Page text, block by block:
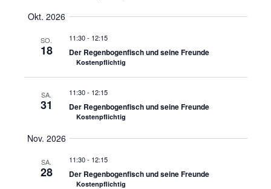
Okt. 2026
SO.
18
11:30- 12:15
Der Regenbogenfisch und seine Freunde
Kostenpflichtig
SA.
31
11:30- 12:15
Der Regenbogenfisch und seine Freunde
Kostenpflichtig
Nov. 2026
SA.
28
11:30- 12:15
Der Regenbogenfisch und seine Freunde
Kostenpflichtig